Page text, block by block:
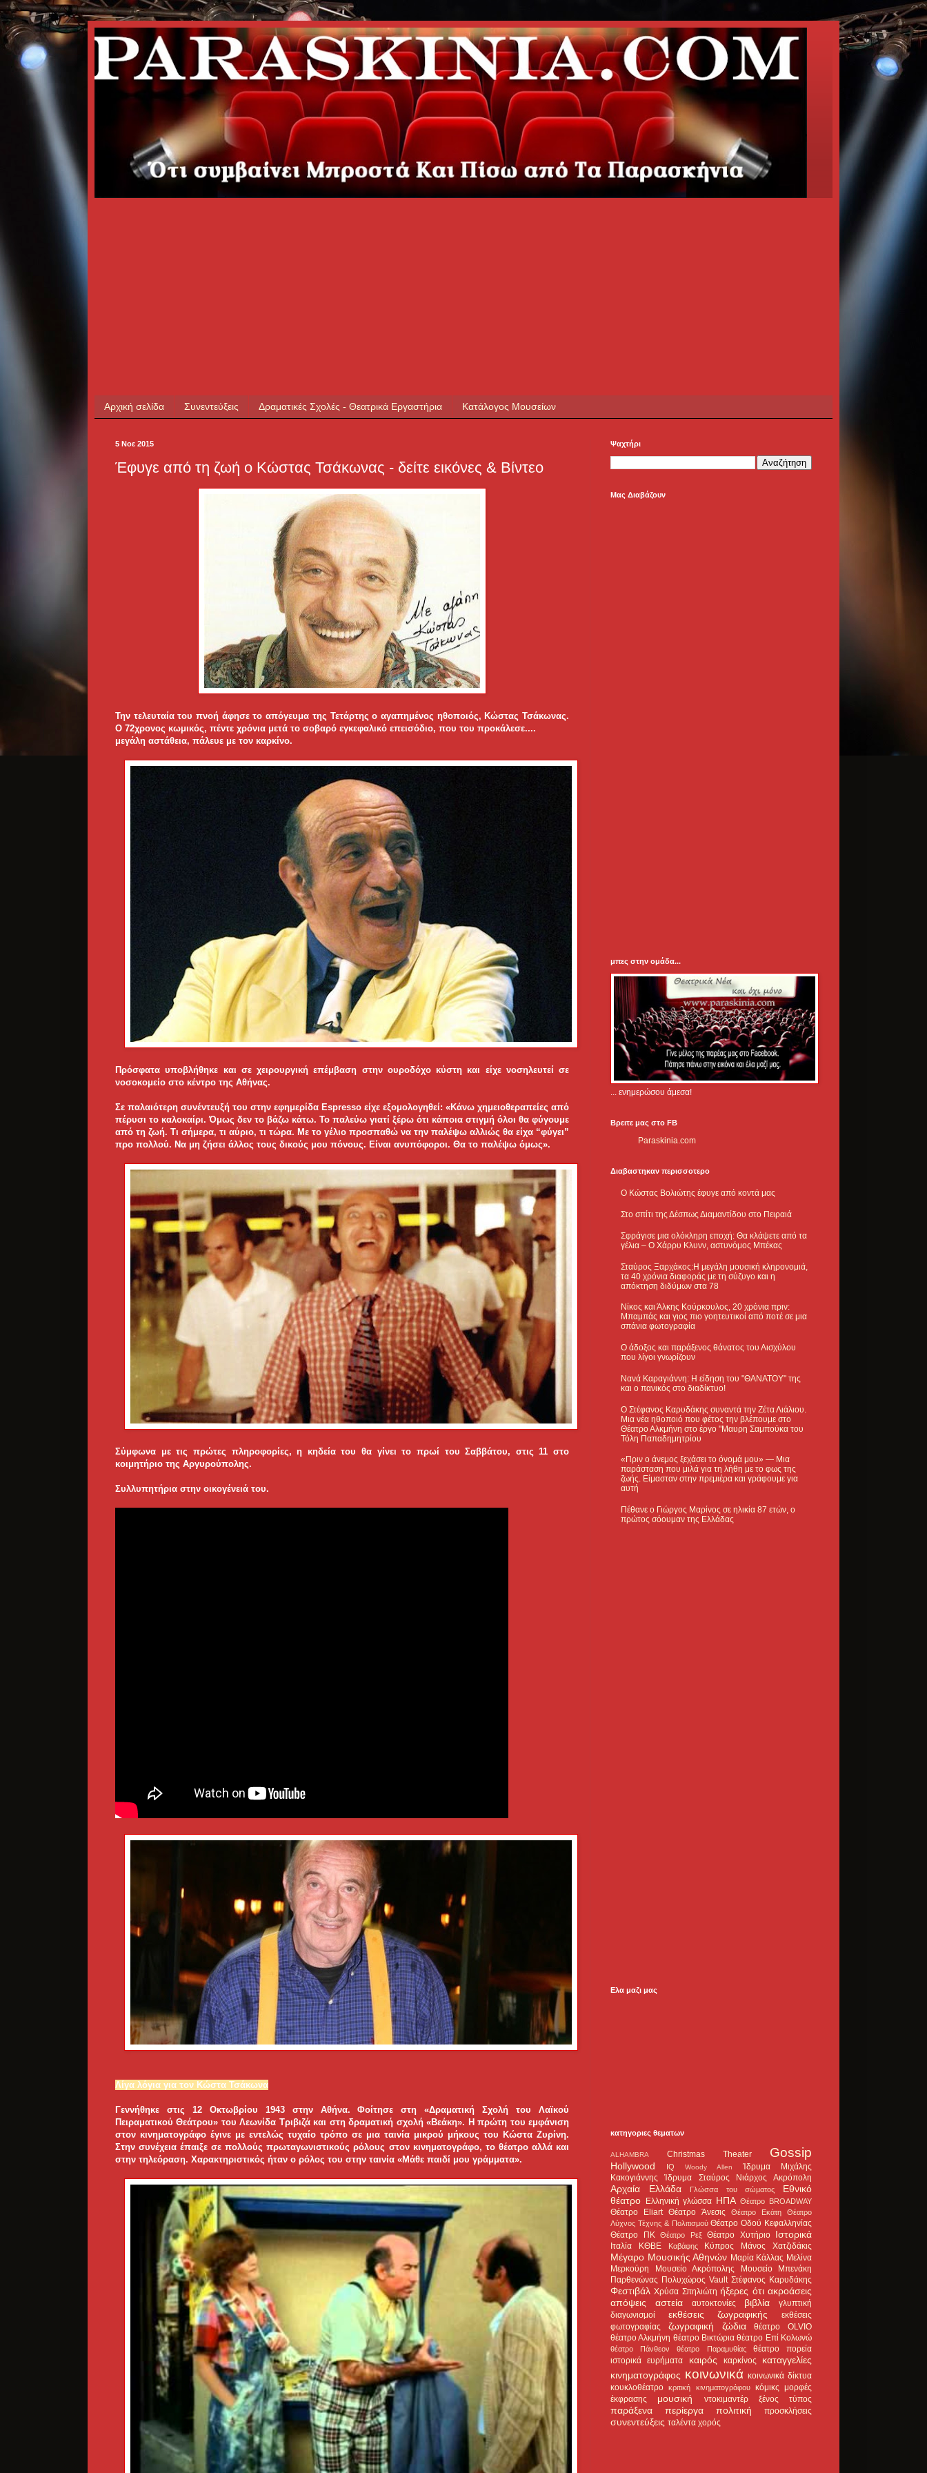
Αρχική σελίδα Συνεντεύξεις Δραματικές Σχολές - Θεατρικά Εργαστήρια Κατάλογος Μουσείων
5 Νοε 2015
Έφυγε από τη ζωή ο Κώστας Τσάκωνας - δείτε εικόνες & Βίντεο
Την τελευταία του πνοή άφησε το απόγευμα της Τετάρτης ο αγαπημένος ηθοποιός, Κώστας Τσάκωνας.
Ο 72χρονος κωμικός, πέντε χρόνια μετά το σοβαρό εγκεφαλικό επεισόδιο, που του προκάλεσε....
μεγάλη αστάθεια, πάλευε με τον καρκίνο.
Πρόσφατα υποβλήθηκε και σε χειρουργική επέμβαση στην ουροδόχο κύστη και είχε νοσηλευτεί σε
νοσοκομείο στο κέντρο της Αθήνας.
Σε παλαιότερη συνέντευξή του στην εφημερίδα Espresso είχε εξομολογηθεί: «Κάνω χημειοθεραπείες από
πέρυσι το καλοκαίρι. Όμως δεν το βάζω κάτω. Το παλεύω γιατί ξέρω ότι κάποια στιγμή όλοι θα φύγουμε
από τη ζωή. Τι σήμερα, τι αύριο, τι τώρα. Mε το γέλιο προσπαθώ να την παλέψω αλλιώς θα είχα “φύγει”
προ πολλού. Να μη ζήσει άλλος τους δικούς μου πόνους. Είναι ανυπόφοροι. Θα το παλέψω όμως».
Σύμφωνα με τις πρώτες πληροφορίες, η κηδεία του θα γίνει το πρωί του Σαββάτου, στις 11 στο
κοιμητήριο της Αργυρούπολης.
Συλλυπητήρια στην οικογένειά του.
Λίγα λόγια για τον Κώστα Τσάκωνα
Γεννήθηκε στις 12 Οκτωβρίου 1943 στην Αθήνα. Φοίτησε στη «Δραματική Σχολή του Λαϊκού
Πειραματικού Θεάτρου» του Λεωνίδα Τριβιζά και στη δραματική σχολή «Βεάκη». Η πρώτη του εμφάνιση
στον κινηματογράφο έγινε με εντελώς τυχαίο τρόπο σε μια ταινία μικρού μήκους του Κώστα Ζυρίνη.
Στην συνέχεια έπαιξε σε πολλούς πρωταγωνιστικούς ρόλους στον κινηματογράφο, το θέατρο αλλά και
στην τηλεόραση. Χαρακτηριστικός ήταν ο ρόλος του στην ταινία «Μάθε παιδί μου γράμματα».
Ψαχτήρι
Μας Διαβάζουν
μπες στην ομάδα...
... ενημερώσου άμεσα!
Βρειτε μας στο FB
Paraskinia.com
Διαβαστηκαν περισσοτερο
Ο Κώστας Βολιώτης έφυγε από κοντά μας
Στο σπίτι της Δέσπως Διαμαντίδου στο Πειραιά
Σφράγισε μια ολόκληρη εποχή: Θα κλάψετε από τα
γέλια – Ο Χάρρυ Κλυνν, αστυνόμος Μπέκας
Σταύρος Ξαρχάκος:Η μεγάλη μουσική κληρονομιά,
τα 40 χρόνια διαφοράς με τη σύζυγο και η
απόκτηση διδύμων στα 78
Νίκος και Άλκης Κούρκουλος, 20 χρόνια πριν:
Μπαμπάς και γιος πιο γοητευτικοί από ποτέ σε μια
σπάνια φωτογραφία
Ο άδοξος και παράξενος θάνατος του Αισχύλου
που λίγοι γνωρίζουν
Νανά Καραγιάννη: Η είδηση του "ΘΑΝΑΤΟΥ" της
και ο πανικός στο διαδίκτυο!
Ο Στέφανος Καρυδάκης συναντά την Ζέτα Λιάλιου.
Μια νέα ηθοποιό που φέτος την βλέπουμε στο
Θέατρο Αλκμήνη στο έργο "Μαυρη Σαμπούκα του
Τόλη Παπαδημητρίου
«Πριν ο άνεμος ξεχάσει το όνομά μου» — Μια
παράσταση που μιλά για τη λήθη με το φως της
ζωής. Είμασταν στην πρεμιέρα και γράφουμε για
αυτή
Πέθανε ο Γιώργος Μαρίνος σε ηλικία 87 ετών, ο
πρώτος σόουμαν της Ελλάδας
Ελα μαζι μας
κατηγοριες θεματων
ALHAMBRA Christmas Theater Gossip
Hollywood IQ Woody Allen
Ίδρυμα Μιχάλης
Κακογιάννης
Ίδρυμα Σταύρος Νιάρχος Ακρόπολη
Αρχαία Ελλάδα Γλώσσα του σώματος
Εθνικό
θέατρο Ελληνική γλώσσα ΗΠΑ Θέατρο BROADWAY
Θέατρο Eliart Θέατρο Άνεσις Θέατρο Εκάτη
Θέατρο
Λύχνος Τέχνης & Πολιτισμού Θέατρο Οδού Κεφαλληνίας
Θέατρο ΠΚ
Θέατρο Ρεξ Θέατρο Χυτήριο Ιστορικά
Ιταλία ΚΘΒΕ Καβάφης Κύπρος Μάνος Χατζιδάκις
Μέγαρο Μουσικής Αθηνών Μαρία Κάλλας Μελίνα
Μερκούρη
Μουσείο Ακρόπολης
Μουσείο Μπενάκη
Παρθενώνας Πολυχώρος Vault Στέφανος Καρυδάκης
Φεστιβάλ Χρύσα Σπηλιώτη ήξερες ότι ακροάσεις
απόψεις
αστεία αυτοκτονίες βιβλία
γλυπτική
διαγωνισμοί
εκθέσεις ζωγραφικής
εκθέσεις
φωτογραφίας
ζωγραφική ζώδια
θέατρο OLVIO
θέατρο Αλκμήνη θέατρο Βικτώρια θέατρο Επί Κολωνώ
θέατρο Πάνθεον θέατρο Παραμυθίας
θέατρο πορεία
ιστορικά ευρήματα
καιρός καρκίνος
καταγγελίες
κινηματογράφος κοινωνικά κοινωνικά δίκτυα
κουκλοθέατρο
κριτική κινηματογράφου κόμικς μορφές
έκφρασης
μουσική ντοκιμαντέρ ξένος τύπος
παράξενα περίεργα πολιτική προσκλήσεις
συνεντεύξεις ταλέντα χορός